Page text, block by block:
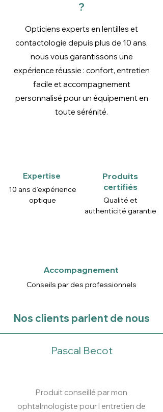
?
Opticiens experts en lentilles et
contactologie depuis plus de 10 ans,
nous vous garantissons une
expérience réussie : confort, entretien
facile et accompagnement
personnalisé pour un équipement en
toute sérénité.
Expertise
10 ans d’expérience
optique
Produits
certifiés
Qualité et
authenticité garantie
Accompagnement
Conseils par des professionnels
Nos clients parlent de nous
Pascal Becot
Produit conseillé par mon
ophtalmologiste pour l entretien de